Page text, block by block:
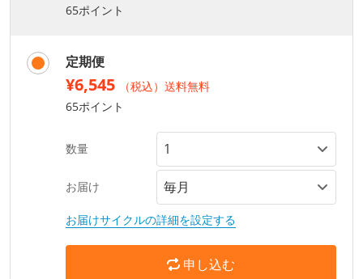
65ポイント
定期便
¥6,545
（税込）送料無料
65ポイント
数量
お届け
お届けサイクルの詳細を設定する
申し込む